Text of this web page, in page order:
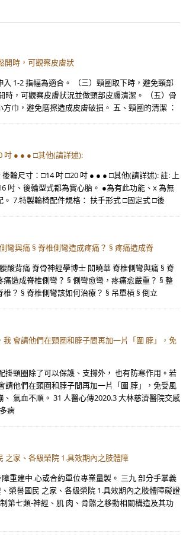
開時，可觀察皮膚狀
入 1-2 指幅為適合。 （三）頸圈取下時，避免頸部
時，可觀察皮膚狀況並做頸部皮膚清潔。 （五）骨
巾，避免磨擦造成皮膚破損。 五、頸圈的清潔 ：
吋 ● ● ● □其他(請詳述):
輪尺寸：□14 吋 □20 吋 ● ● ● □其他(請詳述): 註: 上
吋、後輪型式都為實心胎。 ●為有此功能、x 為無
。 7.特製輪椅配件規格： 扶手形式 □固定式 □後
彎與痛 § 脊椎側彎造成疼痛？ § 疼痛造成脊
酸背痛 脊骨神經學博士 閻曉華 脊椎側彎與痛 § 脊
痛造成脊椎側彎？ § 側彎愈彎，疼痛愈嚴重？ § 整
？ § 脊椎側彎該如何治療？ § 吊單槓 § 倒立
我 會請他們在頸圈和脖子間再加一片「圍 脖」，免
掛頸圈除了可以保護、支撐外， 也有防寒作用。若
請他們在頸圈和脖子間再加一片「圍 脖」，免受風
氣血不順。 31 人醫心傳2020.3 大林慈濟醫院交感
病
之家、各級榮院 1.具效期內之肢體障
重建中 心或合約單位專業量製。 三九 部分手掌義
榮譽國民 之家、各級榮院 1.具效期內之肢體障礙證
第七類-神經、肌 肉、骨骼之移動相關構造及其功